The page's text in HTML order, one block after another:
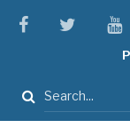
facebooktwitter
ፈልግ